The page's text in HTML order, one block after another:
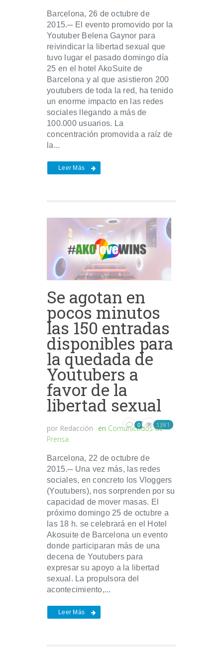
Barcelona, 26 de octubre de
2015.─ El evento promovido por la
Youtuber Belena Gaynor para
reivindicar la libertad sexual que
tuvo lugar el pasado domingo día
25 en el hotel AkoSuite de
Barcelona y al que asistieron 200
youtubers de toda la red, ha tenido
un enorme impacto en las redes
sociales llegando a más de
100.000 usuarios. La
concentración promovida a raíz de
la...
Leer Más
Se agotan en
pocos minutos
las 150 entradas
disponibles para
la quedada de
Youtubers a
favor de la
libertad sexual
por Redacción en Comunicados de
Prensa
0 1381
Barcelona, 22 de octubre de
2015.─ Una vez más, las redes
sociales, en concreto los Vloggers
(Youtubers), nos sorprenden por su
capacidad de mover masas. El
próximo domingo 25 de octubre a
las 18 h. se celebrará en el Hotel
Akosuite de Barcelona un evento
donde participaran más de una
decena de Youtubers para
expresar su apoyo a la libertad
sexual. La propulsora del
acontecimiento,...
Leer Más